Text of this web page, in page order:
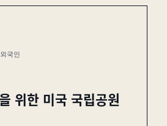
국인
위한 미국 국립공원